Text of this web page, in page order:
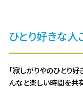
ひとり好きな人
「寂しがりやのひとり
んなと楽しい時間を共